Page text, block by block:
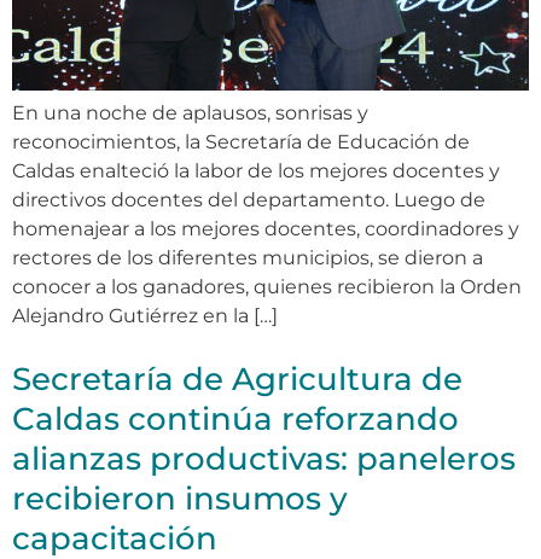
En una noche de aplausos, sonrisas y
reconocimientos, la Secretaría de Educación de
Caldas enalteció la labor de los mejores docentes y
directivos docentes del departamento. Luego de
homenajear a los mejores docentes, coordinadores y
rectores de los diferentes municipios, se dieron a
conocer a los ganadores, quienes recibieron la Orden
Alejandro Gutiérrez en la […]
Secretaría de Agricultura de
Caldas continúa reforzando
alianzas productivas: paneleros
recibieron insumos y
capacitación